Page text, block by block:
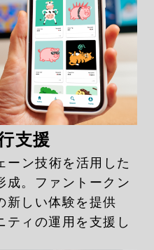
支援
ーン技術を活用した
成。ファントークン
新しい体験を提供
ティの運用を支援し